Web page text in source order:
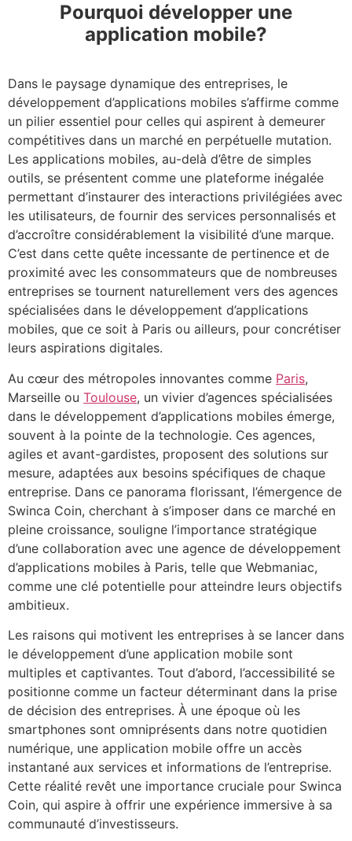
Pourquoi développer une
application mobile?
Dans le paysage dynamique des entreprises, le
développement d’applications mobiles s’affirme comme
un pilier essentiel pour celles qui aspirent à demeurer
compétitives dans un marché en perpétuelle mutation.
Les applications mobiles, au-delà d’être de simples
outils, se présentent comme une plateforme inégalée
permettant d’instaurer des interactions privilégiées avec
les utilisateurs, de fournir des services personnalisés et
d’accroître considérablement la visibilité d’une marque.
C’est dans cette quête incessante de pertinence et de
proximité avec les consommateurs que de nombreuses
entreprises se tournent naturellement vers des agences
spécialisées dans le développement d’applications
mobiles, que ce soit à Paris ou ailleurs, pour concrétiser
leurs aspirations digitales.
Au cœur des métropoles innovantes comme Paris,
Marseille ou Toulouse, un vivier d’agences spécialisées
dans le développement d’applications mobiles émerge,
souvent à la pointe de la technologie. Ces agences,
agiles et avant-gardistes, proposent des solutions sur
mesure, adaptées aux besoins spécifiques de chaque
entreprise. Dans ce panorama florissant, l’émergence de
Swinca Coin, cherchant à s’imposer dans ce marché en
pleine croissance, souligne l’importance stratégique
d’une collaboration avec une agence de développement
d’applications mobiles à Paris, telle que Webmaniac,
comme une clé potentielle pour atteindre leurs objectifs
ambitieux.
Les raisons qui motivent les entreprises à se lancer dans
le développement d’une application mobile sont
multiples et captivantes. Tout d’abord, l’accessibilité se
positionne comme un facteur déterminant dans la prise
de décision des entreprises. À une époque où les
smartphones sont omniprésents dans notre quotidien
numérique, une application mobile offre un accès
instantané aux services et informations de l’entreprise.
Cette réalité revêt une importance cruciale pour Swinca
Coin, qui aspire à offrir une expérience immersive à sa
communauté d’investisseurs.